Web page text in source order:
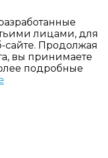
лицами, для
сайте. Продолжая
вы принимаете
подробные